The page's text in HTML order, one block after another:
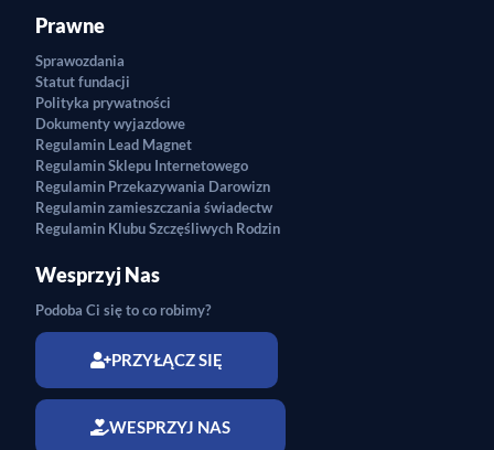
Prawne
Sprawozdania
Statut fundacji
Polityka prywatności
Dokumenty wyjazdowe
Regulamin Lead Magnet
Regulamin Sklepu Internetowego
Regulamin Przekazywania Darowizn
Regulamin zamieszczania świadectw
Regulamin Klubu Szczęśliwych Rodzin
Wesprzyj Nas
Podoba Ci się to co robimy?
PRZYŁĄCZ SIĘ
WESPRZYJ NAS